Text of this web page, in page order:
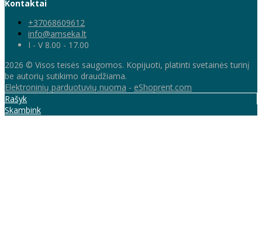
Kontaktai
+37068609612
info@amseka.lt
I - V 8.00 - 17.00
2026 © Visos teisės saugomos. Kopijuoti, platinti svetainės turinį
be autorių sutikimo draudžiama.
Elektroninių parduotuvių nuoma - eShoprent.com
Rašyk
Skambink